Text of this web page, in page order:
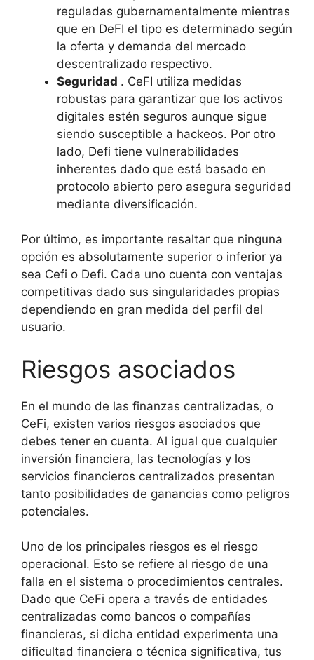
reguladas gubernamentalmente mientras
que en DeFI el tipo es determinado según
la oferta y demanda del mercado
descentralizado respectivo.
Seguridad . CeFI utiliza medidas
robustas para garantizar que los activos
digitales estén seguros aunque sigue
siendo susceptible a hackeos. Por otro
lado, Defi tiene vulnerabilidades
inherentes dado que está basado en
protocolo abierto pero asegura seguridad
mediante diversificación.
Por último, es importante resaltar que ninguna
opción es absolutamente superior o inferior ya
sea Cefi o Defi. Cada uno cuenta con ventajas
competitivas dado sus singularidades propias
dependiendo en gran medida del perfil del
usuario.
Riesgos asociados
En el mundo de las finanzas centralizadas, o
CeFi, existen varios riesgos asociados que
debes tener en cuenta. Al igual que cualquier
inversión financiera, las tecnologías y los
servicios financieros centralizados presentan
tanto posibilidades de ganancias como peligros
potenciales.
Uno de los principales riesgos es el riesgo
operacional. Esto se refiere al riesgo de una
falla en el sistema o procedimientos centrales.
Dado que CeFi opera a través de entidades
centralizadas como bancos o compañías
financieras, si dicha entidad experimenta una
dificultad financiera o técnica significativa, tus